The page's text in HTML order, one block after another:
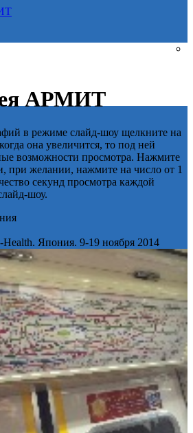
АРМИТ
в режиме слайд-шоу щелкните на
она увеличится, то под ней
возможности просмотра. Нажмите
при желании, нажмите на число от 1
секунд просмотра каждой
шоу.
Япония. 9-19 ноября 2014